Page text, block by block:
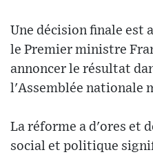
Une décision finale est
le Premier ministre
annoncer le résultat
l'Assemblée nationale
La réforme a d'ores et
social et politique